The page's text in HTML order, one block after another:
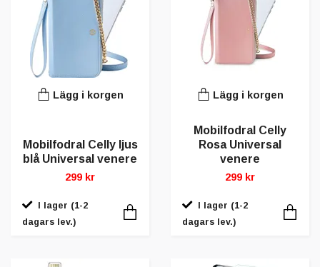
Lägg i korgen
Mobilfodral Celly ljus
blå Universal venere
299 kr
I lager (1-2
dagars lev.)
Lägg i korgen
Mobilfodral Celly
Rosa Universal
venere
299 kr
I lager (1-2
dagars lev.)